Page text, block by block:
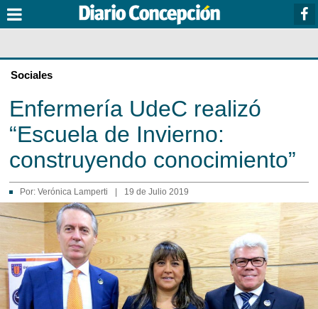
Sociales
Enfermería UdeC realizó
“Escuela de Invierno:
construyendo conocimiento”
Por: Verónica Lamperti 19 de Julio 2019